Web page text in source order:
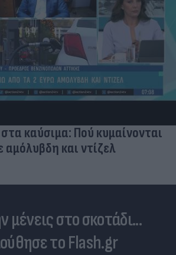
καύσιμα: Πού κυμαίνονται
αμόλυβδη και ντίζελ
μένεις στο σκοτάδι...
το Flash.gr